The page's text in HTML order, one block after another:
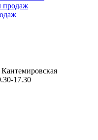
продаж
17.30